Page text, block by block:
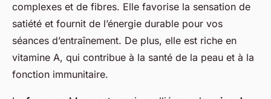
complexes et de fibres. Elle favorise la sensation de
satiété et fournit de l’énergie durable pour vos
séances d’entraînement. De plus, elle est riche en
vitamine A, qui contribue à la santé de la peau et à la
fonction immunitaire.